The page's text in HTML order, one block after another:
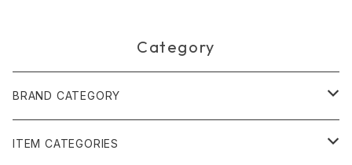
Category
BRAND CATEGORY
黄金の草 ビオジュエリー
ITEM CATEGORIES